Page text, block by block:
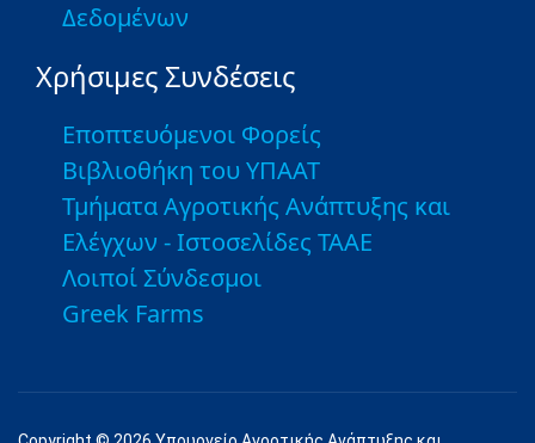
Δεδομένων
Χρήσιμες Συνδέσεις
Εποπτευόμενοι Φορείς
Βιβλιοθήκη του ΥΠΑΑΤ
Τμήματα Αγροτικής Ανάπτυξης και
Ελέγχων - Ιστοσελίδες ΤΑΑΕ
Λοιποί Σύνδεσμοι
Greek Farms